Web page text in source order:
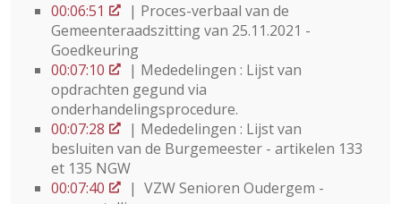
00:06:51
| Proces-verbaal van de
Gemeenteraadszitting van 25.11.2021 -
Goedkeuring
00:07:10
| Mededelingen : Lijst van
opdrachten gegund via
onderhandelingsprocedure.
00:07:28
| Mededelingen : Lijst van
besluiten van de Burgemeester - artikelen 133
et 135 NGW
00:07:40
| VZW Senioren Oudergem -